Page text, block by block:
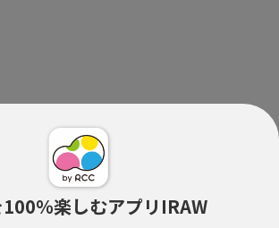
％楽しむアプリIRAW